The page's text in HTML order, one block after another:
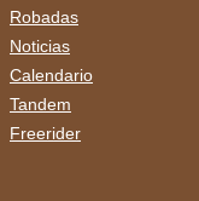
Robadas
Noticias
Calendario
Tandem
Freerider